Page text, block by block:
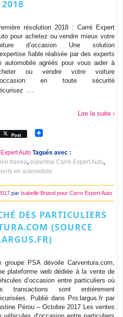
2018
résolution 2018 : Carré Expert
pour achetez ou vendre mieux votre
d’occasion Une solution
fiable réalisée par des experts
automobile agréés pour vous aider à
ou vendre votre voiture
en toute sécurité
…
Lire la suite ›
Post
Auto Tagués avec :
#anea, expertise Carré Expert Auto,
en automobile
par Isabelle Briand pour Carre Expert Auto
DES PARTICULIERS
(SOURCE
groupe PSA dévoile Carventura.com,
plateforme web dédiée à la vente de
d’occasion entre particuliers où
transactions sont entièrement
Publié dans Pro.largus.fr par
Pérou – Octobre 2017 Les ventes